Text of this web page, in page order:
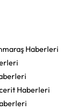
Haberleri
Haberleri